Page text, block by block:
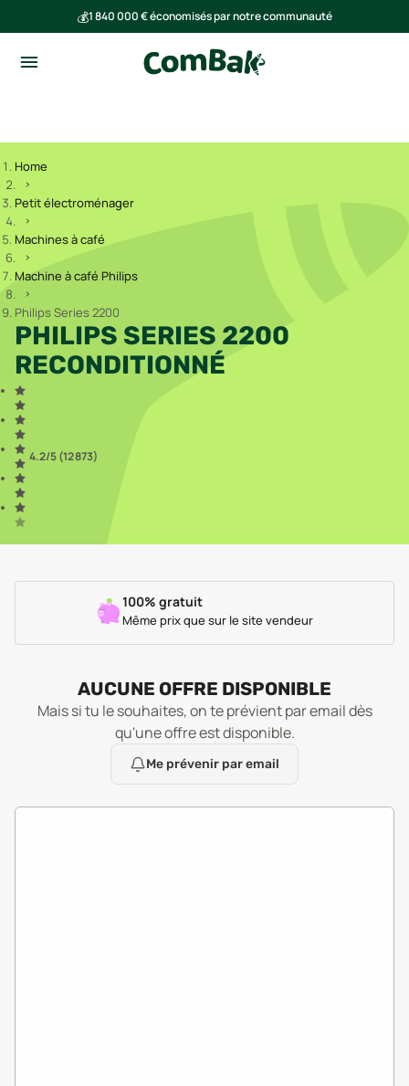
💰1 840 000 € économisés par notre communauté
Home
Petit électroménager
Machines à café
Machine à café Philips
Philips Series 2200
PHILIPS SERIES 2200
RECONDITIONNÉ
4.2/5 (12 873)
100% gratuit
Même prix que sur le site vendeur
AUCUNE OFFRE DISPONIBLE
Mais si tu le souhaites, on te prévient par email dès
qu'une offre est disponible.
Me prévenir par email